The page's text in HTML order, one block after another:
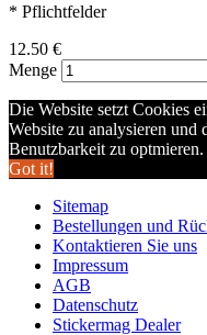
* Pflichtfelder
12.50 €
Menge
Die Website setzt Cookies
Website zu analysieren und
Benutzbarkeit zu optmieren.
Got it!
Sitemap
Bestellungen und
Kontaktieren Sie uns
Impressum
AGB
Datenschutz
Stickermag Dealer